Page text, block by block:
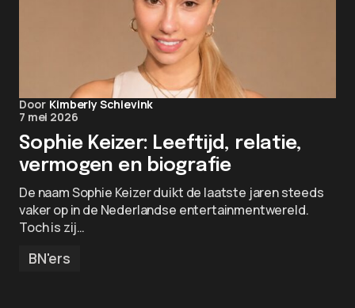
Door Kimberly Schievink
7 mei 2026
Sophie Keizer: Leeftijd, relatie,
vermogen en biografie
De naam Sophie Keizer duikt de laatste jaren steeds
vaker op in de Nederlandse entertainmentwereld.
Toch is zij…
BN'ers